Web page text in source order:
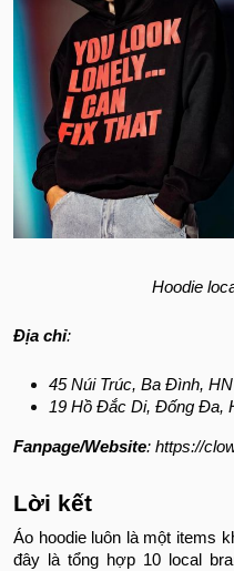
Hoodie
Địa chỉ:
45 Núi Trúc, Ba Đình, HN
19 Hồ Đắc Di, Đống Đa,
Fanpage/Website: https://
Lời kết
Áo hoodie luôn là một items
đây là tổng hợp 10 local